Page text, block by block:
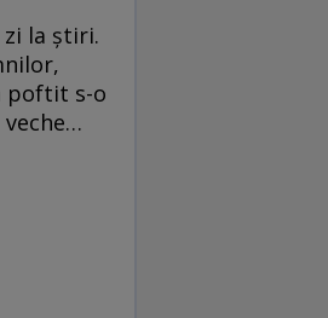
la ştiri.
poftit s-o
veche…